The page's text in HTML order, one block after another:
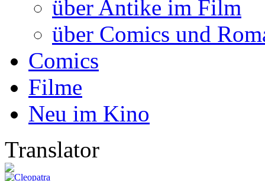
über Antike im Film
über Comics und
Comics
Filme
Neu im Kino
Translator